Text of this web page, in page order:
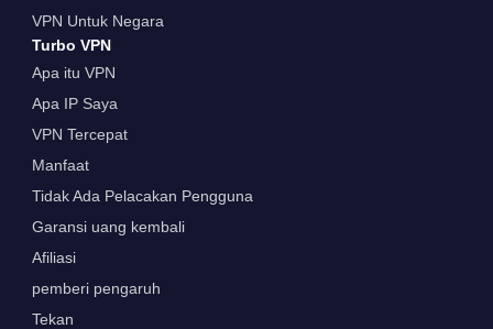
VPN Untuk Negara
Turbo VPN
Apa itu VPN
Apa IP Saya
VPN Tercepat
Manfaat
Tidak Ada Pelacakan Pengguna
Garansi uang kembali
Afiliasi
pemberi pengaruh
Tekan